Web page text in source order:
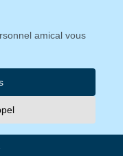
amical vous